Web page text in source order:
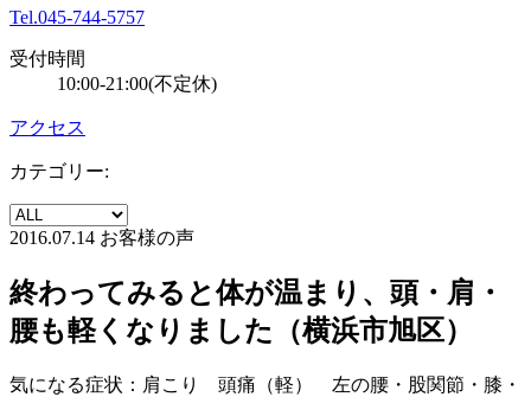
Tel.045-744-5757
受付時間
10:00-21:00(不定休)
アクセス
カテゴリー:
2016.07.14 お客様の声
終わってみると体が温まり、頭・肩・
腰も軽くなりました（横浜市旭区）
気になる症状：肩こり 頭痛（軽） 左の腰・股関節・膝・